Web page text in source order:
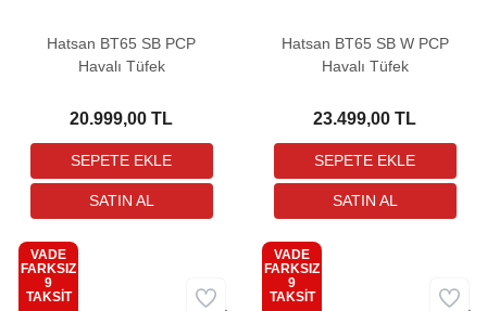
Hatsan BT65 SB PCP
Havalı Tüfek
20.999,00 TL
Hatsan BT65 SB W PCP
Havalı Tüfek
23.499,00 TL
VADE
FARKSIZ
9
TAKSİT
Kargo
Bedava
VADE
FARKSIZ
9
TAKSİT
Kargo
Bedava